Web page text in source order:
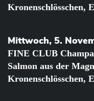
Kronenschlösschen,
Mittwoch, 5.
FINE CLUB
Salmon aus der
Kronenschlösschen,